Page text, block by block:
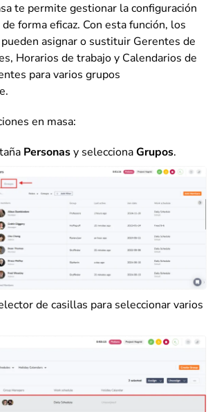
te permite gestionar la configuración
forma eficaz. Con esta función, los
asignar o sustituir Gerentes de
Horarios de trabajo y Calendarios de
para varios grupos
en masa:
Personasy seleccionaGrupos.
de casillas para seleccionar varios